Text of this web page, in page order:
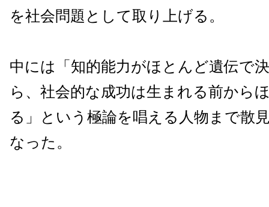
を社会問題として取り上げる。
中には「知的能力がほとんど遺伝で
ら、社会的な成功は生まれる前から
る」という極論を唱える人物まで散
なった。